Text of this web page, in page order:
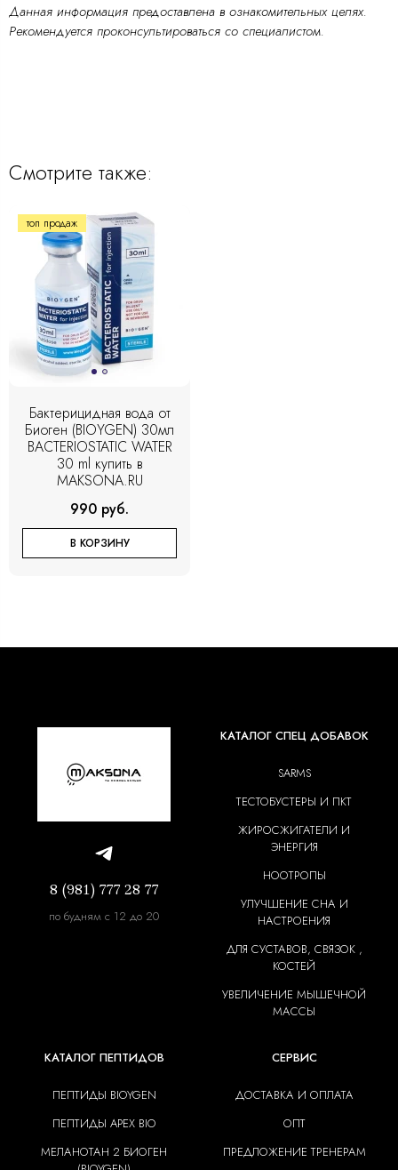
Данная информация предоставлена в ознакомительных целях.
Рекомендуется проконсультироваться со специалистом.
Смотрите также:
топ продаж
Бактерицидная вода от
Биоген (BIOYGEN) 30мл
BACTERIOSTATIC WATER
30 ml купить в
MAKSONA.RU
990 руб.
В КОРЗИНУ
8 (981) 777 28 77
по будням с 12 до 20
КАТАЛОГ СПЕЦ ДОБАВОК
SARMS
ТЕСТОБУСТЕРЫ И ПКТ
ЖИРОСЖИГАТЕЛИ И
ЭНЕРГИЯ
НООТРОПЫ
УЛУЧШЕНИЕ СНА И
НАСТРОЕНИЯ
ДЛЯ СУСТАВОВ, СВЯЗОК ,
КОСТЕЙ
УВЕЛИЧЕНИЕ МЫШЕЧНОЙ
МАССЫ
КАТАЛОГ ПЕПТИДОВ
ПЕПТИДЫ BIOYGEN
ПЕПТИДЫ APEX BIO
МЕЛАНОТАН 2 БИОГЕН
СЕРВИС
ДОСТАВКА И ОПЛАТА
ОПТ
ПРЕДЛОЖЕНИЕ ТРЕНЕРАМ